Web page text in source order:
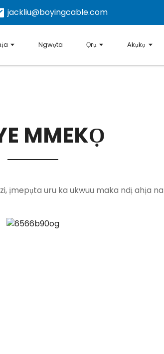
jackliu@boyingcable.com
Ngwọta Ọrụ Akụkọ
MMEKỌ
ịmepụta uru ka ukwuu maka ndị ahịa